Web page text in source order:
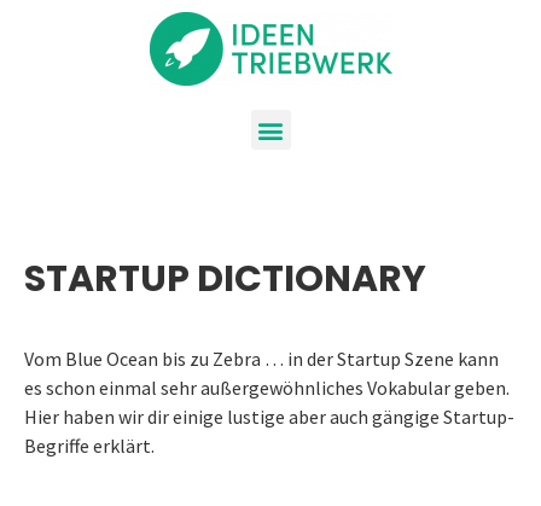
STARTUP DICTIONARY
Vom Blue Ocean bis zu Zebra … in der Startup Szene kann
es schon einmal sehr außergewöhnliches Vokabular geben.
Hier haben wir dir einige lustige aber auch gängige Startup-
Begriffe erklärt.